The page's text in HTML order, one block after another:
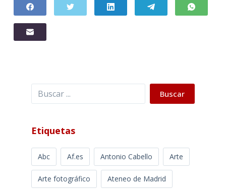
Buscar Buscar
Etiquetas
Abc Af.es Antonio Cabello Arte
Arte fotográfico Ateneo de Madrid